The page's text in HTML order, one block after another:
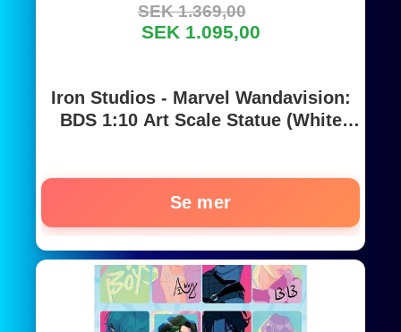
SEK 1.369,00
SEK 1.095,00
Iron Studios - Marvel Wandavision:
BDS 1:10 Art Scale Statue (White
Se mer